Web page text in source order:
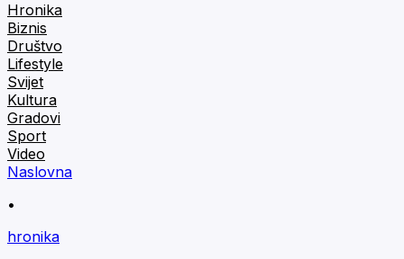
Hronika
Biznis
Društvo
Lifestyle
Svijet
Kultura
Gradovi
Sport
Video
Naslovna
•
hronika